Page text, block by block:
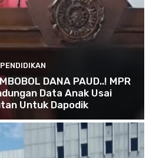
PENDIDIKAN
DANA PAUD..! MPR
Data Anak Usai
Untuk Dapodik